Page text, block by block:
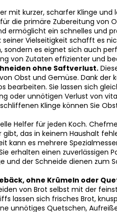
mit kurzer, scharfer Klinge
die primäre Zubereitung von
ein schnelles und
Vielseitigkeit schafft es
es eignet sich auch
von Zutaten effizienter und
ohne Saftverlust.
Obst und Gemüse. Dank der
bearbeiten. Sie lassen sich
oder unnötigen Verlust von
Klinge können Sie
Helfer für jeden Koch.
das in keinem Haushalt
kann es mehrere
erhalten einen zuverlässigen
und der Schneide dienen zum
ohne Krümeln oder
von Brot selbst mit der
lassen sich frisches Brot,
unnötiges Quetschen,